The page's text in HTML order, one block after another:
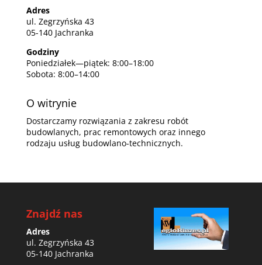
Adres
ul. Zegrzyńska 43
05-140 Jachranka
Godziny
Poniedziałek—piątek: 8:00–18:00
Sobota: 8:00–14:00
O witrynie
Dostarczamy rozwiązania z zakresu robót
budowlanych, prac remontowych oraz innego
rodzaju usług budowlano-technicznych.
Znajdź nas
Adres
ul. Zegrzyńska 43
05-140 Jachranka